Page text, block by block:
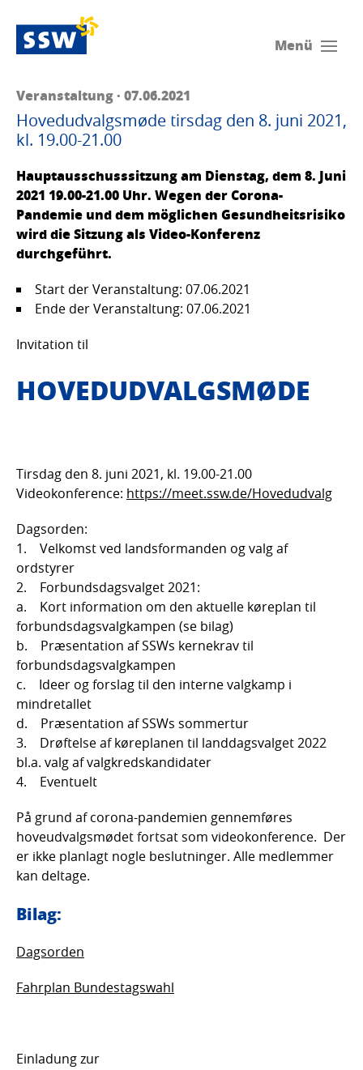
Menü
Veranstaltung · 07.06.2021
Hovedudvalgsmøde tirsdag den 8. juni 2021,
kl. 19.00-21.00
Hauptausschusssitzung am Dienstag, dem 8. Juni
2021 19.00-21.00 Uhr. Wegen der Corona-
Pandemie und dem möglichen Gesundheitsrisiko
wird die Sitzung als Video-Konferenz
durchgeführt.
Start der Veranstaltung: 07.06.2021
Ende der Veranstaltung: 07.06.2021
Invitation til
HOVEDUDVALGSMØDE
Tirsdag den 8. juni 2021, kl. 19.00-21.00
Videokonference: https://meet.ssw.de/Hovedudvalg
Dagsorden:
1. Velkomst ved landsformanden og valg af
ordstyrer
2. Forbundsdagsvalget 2021:
a. Kort information om den aktuelle køreplan til
forbundsdagsvalgkampen (se bilag)
b. Præsentation af SSWs kernekrav til
forbundsdagsvalgkampen
c. Ideer og forslag til den interne valgkamp i
mindretallet
d. Præsentation af SSWs sommertur
3. Drøftelse af køreplanen til landdagsvalget 2022
bl.a. valg af valgkredskandidater
4. Eventuelt
På grund af corona-pandemien gennemføres
hoveudvalgsmødet fortsat som videokonference. Der
er ikke planlagt nogle beslutninger. Alle medlemmer
kan deltage.
Bilag:
Dagsorden
Fahrplan Bundestagswahl
Einladung zur